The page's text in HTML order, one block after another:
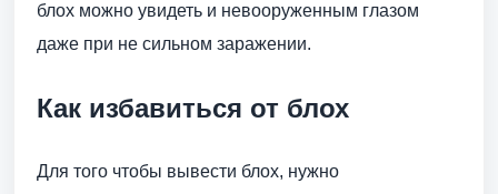
блох можно увидеть и невооруженным глазом
даже при не сильном заражении.
Как избавиться от блох
Для того чтобы вывести блох, нужно